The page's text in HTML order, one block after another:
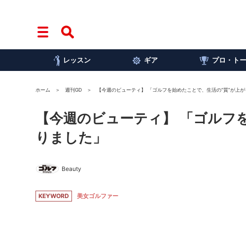
レッスン ギア プロ・ト
ホーム 週刊GD 【今週のビューティ】 「ゴルフを始めたことで、生活の“質”が上が
【今週のビューティ】 「ゴル
りました」
Beauty
KEYWORD 美女ゴルファー